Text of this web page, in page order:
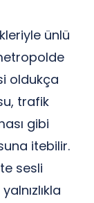
ünlü
oldukça
trafik
gibi
itebilir.
sesli